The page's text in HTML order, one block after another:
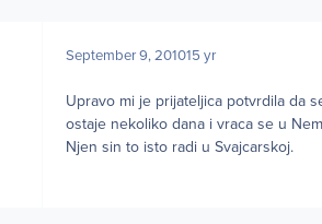
September 9, 201015 yr
Upravo mi je prijateljica potvrdila da
ostaje nekoliko dana i vraca se u
Njen sin to isto radi u Svajcarskoj.